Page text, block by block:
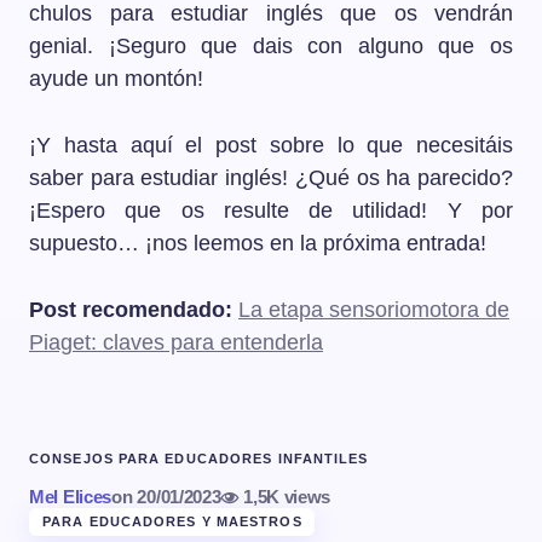
chulos para estudiar inglés que os vendrán
genial. ¡Seguro que dais con alguno que os
ayude un montón!
¡Y hasta aquí el post sobre lo que necesitáis
saber para estudiar inglés! ¿Qué os ha parecido?
¡Espero que os resulte de utilidad! Y por
supuesto… ¡nos leemos en la próxima entrada!
Post recomendado: La etapa sensoriomotora de
Piaget: claves para entenderla
CONSEJOS PARA EDUCADORES INFANTILES
Mel Eliceson 20/01/2023 1,5K views
PARA EDUCADORES Y MAESTROS